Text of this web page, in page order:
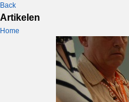
Back
Artikelen
Home